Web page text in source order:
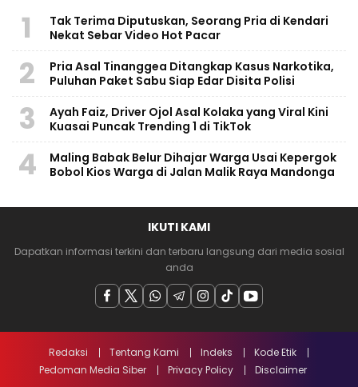
1
Tak Terima Diputuskan, Seorang Pria di Kendari
Nekat Sebar Video Hot Pacar
2
Pria Asal Tinanggea Ditangkap Kasus Narkotika,
Puluhan Paket Sabu Siap Edar Disita Polisi
3
Ayah Faiz, Driver Ojol Asal Kolaka yang Viral Kini
Kuasai Puncak Trending 1 di TikTok
4
Maling Babak Belur Dihajar Warga Usai Kepergok
Bobol Kios Warga di Jalan Malik Raya Mandonga
IKUTI KAMI
Dapatkan informasi terkini dan terbaru langsung dari media sosial
anda
Redaksi Tentang Kami Indeks
Kode Etik
Pedoman Media Siber
Privacy Policy Disclaimer